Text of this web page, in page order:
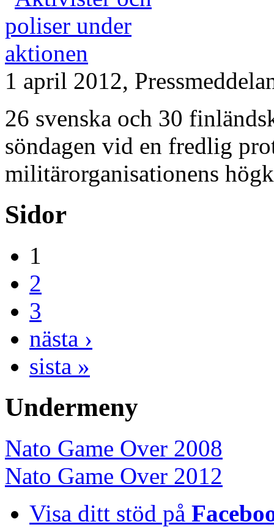
1 april 2012,
26 svenska och 30
söndagen vid en fredlig
militärorganisationens
Sidor
1
2
3
nästa ›
sista »
Undermeny
Nato Game Over 2008
Nato Game Over 2012
Visa ditt stöd på